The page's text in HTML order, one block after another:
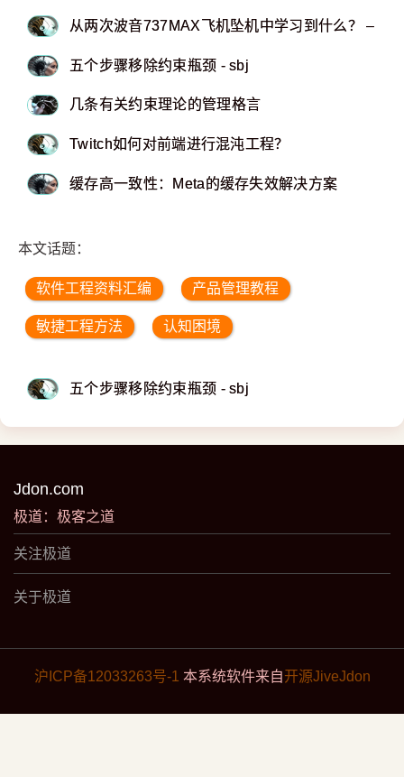
从两次波音737MAX飞机坠机中学习到什么？ – Eli
五个步骤移除约束瓶颈 - sbj
几条有关约束理论的管理格言
Twitch如何对前端进行混沌工程？
缓存高一致性：Meta的缓存失效解决方案
本文话题：
软件工程资料汇编 产品管理教程
敏捷工程方法 认知困境
五个步骤移除约束瓶颈 - sbj
Jdon.com
极道：极客之道
关注极道
关于极道
沪ICP备12033263号-1 本系统软件来自开源JiveJdon